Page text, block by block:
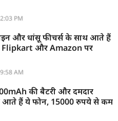
PM
और धांसू फीचर्स के साथ आते हैं
Flipkart और Amazon पर
AM
की बैटरी और दमदार
आते हैं ये फोन, 15000 रुपये से कम